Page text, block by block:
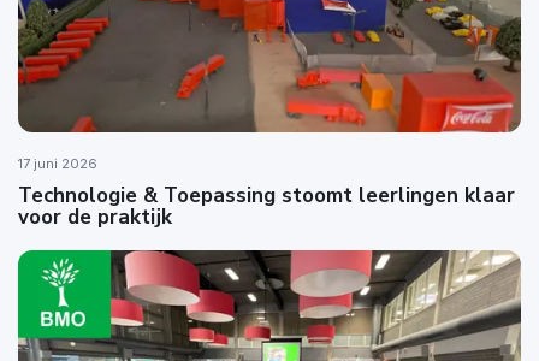
17 juni 2026
Technologie & Toepassing stoomt leerlingen klaar
voor de praktijk